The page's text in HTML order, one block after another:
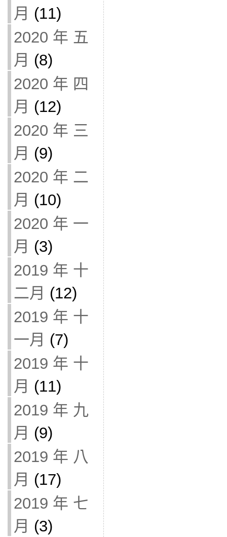
月 (11)
2020 年 五
月 (8)
2020 年 四
月 (12)
2020 年 三
月 (9)
2020 年 二
月 (10)
2020 年 一
月 (3)
2019 年 十
二月 (12)
2019 年 十
一月 (7)
2019 年 十
月 (11)
2019 年 九
月 (9)
2019 年 八
月 (17)
2019 年 七
月 (3)